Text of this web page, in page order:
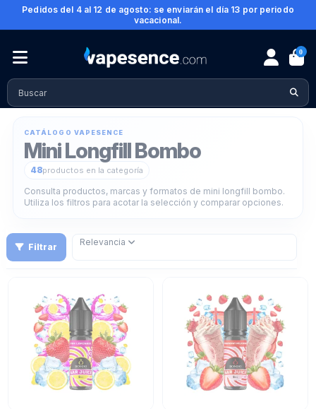
Pedidos del 4 al 12 de agosto: se enviarán el día 13 por periodo
vacacional.
0
Inicio Alquimia para vapeo
Mini Longfill Bombo
CATÁLOGO VAPESENCE
Mini Longfill Bombo
48productos en la categoría
Consulta productos, marcas y formatos de mini longfill bombo.
Utiliza los filtros para acotar la selección y comparar opciones.
Filtrar Relevancia